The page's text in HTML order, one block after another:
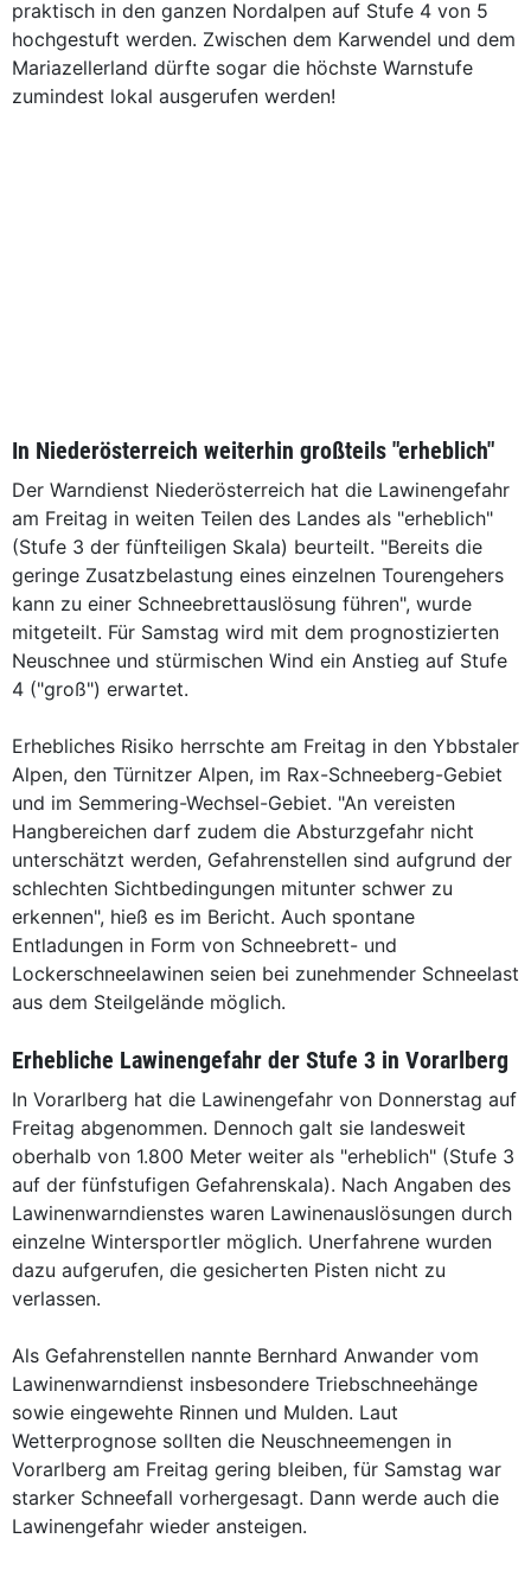
praktisch in den ganzen Nordalpen auf Stufe 4 von 5
hochgestuft werden. Zwischen dem Karwendel und dem
Mariazellerland dürfte sogar die höchste Warnstufe
zumindest lokal ausgerufen werden!
In Niederösterreich weiterhin großteils "erheblich"
Der Warndienst Niederösterreich hat die Lawinengefahr
am Freitag in weiten Teilen des Landes als "erheblich"
(Stufe 3 der fünfteiligen Skala) beurteilt. "Bereits die
geringe Zusatzbelastung eines einzelnen Tourengehers
kann zu einer Schneebrettauslösung führen", wurde
mitgeteilt. Für Samstag wird mit dem prognostizierten
Neuschnee und stürmischen Wind ein Anstieg auf Stufe
4 ("groß") erwartet.
Erhebliches Risiko herrschte am Freitag in den Ybbstaler
Alpen, den Türnitzer Alpen, im Rax-Schneeberg-Gebiet
und im Semmering-Wechsel-Gebiet. "An vereisten
Hangbereichen darf zudem die Absturzgefahr nicht
unterschätzt werden, Gefahrenstellen sind aufgrund der
schlechten Sichtbedingungen mitunter schwer zu
erkennen", hieß es im Bericht. Auch spontane
Entladungen in Form von Schneebrett- und
Lockerschneelawinen seien bei zunehmender Schneelast
aus dem Steilgelände möglich.
Erhebliche Lawinengefahr der Stufe 3 in Vorarlberg
In Vorarlberg hat die Lawinengefahr von Donnerstag auf
Freitag abgenommen. Dennoch galt sie landesweit
oberhalb von 1.800 Meter weiter als "erheblich" (Stufe 3
auf der fünfstufigen Gefahrenskala). Nach Angaben des
Lawinenwarndienstes waren Lawinenauslösungen durch
einzelne Wintersportler möglich. Unerfahrene wurden
dazu aufgerufen, die gesicherten Pisten nicht zu
verlassen.
Als Gefahrenstellen nannte Bernhard Anwander vom
Lawinenwarndienst insbesondere Triebschneehänge
sowie eingewehte Rinnen und Mulden. Laut
Wetterprognose sollten die Neuschneemengen in
Vorarlberg am Freitag gering bleiben, für Samstag war
starker Schneefall vorhergesagt. Dann werde auch die
Lawinengefahr wieder ansteigen.